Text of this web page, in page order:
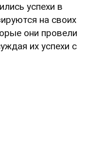
успехи в
на своих
они провели
их успехи с